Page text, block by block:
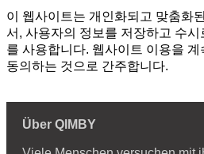
이 웹사이트는 개인화되고 맞춤화
서, 사용자의 정보를 저장하고 수
를 사용합니다. 웹사이트 이용을 계
동의하는 것으로 간주합니다.
Über QIMBY